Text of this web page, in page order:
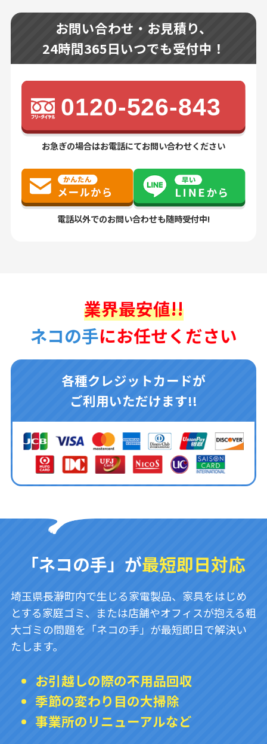
お問い合わせ・お見積り、
24時間365日いつでも受付中！
0120-526-843
お急ぎの場合はお電話にてお問い合わせください
電話以外でのお問い合わせも随時受付中!
業界最安値!!
ネコの手にお任せください
各種クレジットカードが
ご利用いただけます!!
「ネコの手」が最短即日対応
埼玉県長瀞町内で生じる家電製品、家具をはじめ
とする家庭ゴミ、または店舗やオフィスが抱える粗
大ゴミの問題を「ネコの手」が最短即日で解決い
たします。
お引越しの際の不用品回収
季節の変わり目の大掃除
事業所のリニューアルなど